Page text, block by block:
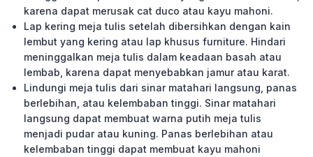
karena dapat merusak cat duco atau kayu mahoni.
Lap kering meja tulis setelah dibersihkan dengan kain
lembut yang kering atau lap khusus furniture. Hindari
meninggalkan meja tulis dalam keadaan basah atau
lembab, karena dapat menyebabkan jamur atau karat.
Lindungi meja tulis dari sinar matahari langsung, panas
berlebihan, atau kelembaban tinggi. Sinar matahari
langsung dapat membuat warna putih meja tulis
menjadi pudar atau kuning. Panas berlebihan atau
kelembaban tinggi dapat membuat kayu mahoni